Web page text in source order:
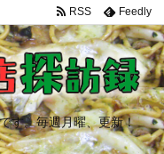
す。毎週月曜、更新！
RSS Feedly